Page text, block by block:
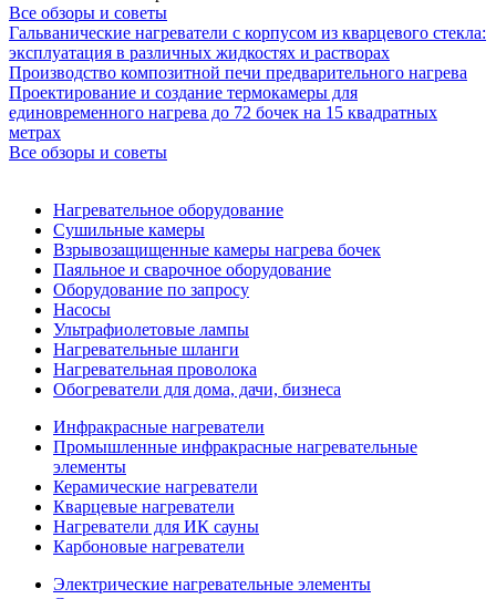
Все обзоры и советы
Гальванические нагреватели с корпусом из кварцевого стекла:
эксплуатация в различных жидкостях и растворах
Производство композитной печи предварительного нагрева
Проектирование и создание термокамеры для
единовременного нагрева до 72 бочек на 15 квадратных
метрах
Все обзоры и советы
Нагревательное оборудование
Сушильные камеры
Взрывозащищенные камеры нагрева бочек
Паяльное и сварочное оборудование
Оборудование по запросу
Насосы
Ультрафиолетовые лампы
Нагревательные шланги
Нагревательная проволока
Обогреватели для дома, дачи, бизнеса
Инфракрасные нагреватели
Промышленные инфракрасные нагревательные
элементы
Керамические нагреватели
Кварцевые нагреватели
Нагреватели для ИК сауны
Карбоновые нагреватели
Электрические нагревательные элементы